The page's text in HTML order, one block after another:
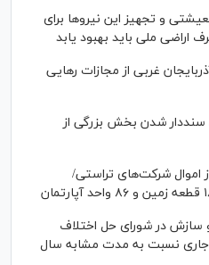
و تجهیز این نیرو‌ها برای
اراضی ملی باید بهبود یابد
غربی از مجازات رهایی
سنددار شدن بخش بزرگی از
تومان از اموال شرکت‌های تراستی/
صلح و سازش در شورای حل اختلاف
جاری نسبت به مدت مشابه سال